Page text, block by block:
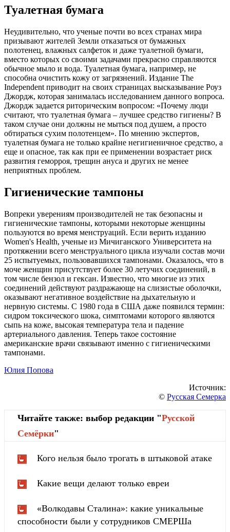
Туалетная бумага
Неудивительно, что ученые почти во всех странах мира
призывают жителей Земли отказаться от бумажных
полотенец, влажных салфеток и даже туалетной бумаги,
вместо которых со своими задачами прекрасно справляются
обычное мыло и вода. Туалетная бумага, например, не
способна очистить кожу от загрязнений. Издание The
Independent приводит на своих страницах высказывание Роуз
Джордж, которая занималась исследованием данного вопроса.
Джордж задается риторическим вопросом: «Почему люди
считают, что туалетная бумага – лучшее средство гигиены? В
таком случае они должны не мыться под душем, а просто
обтираться сухим полотенцем». По мнению экспертов,
туалетная бумага не только крайне негигиеничное средство, а
еще и опасное, так как при ее применении возрастает риск
развития геморроя, трещин ануса и других не менее
неприятных проблем.
Гигиенические тампоны
Вопреки уверениям производителей не так безопасны и
гигиенические тампоны, которыми некоторые женщины
пользуются во время менструаций. Если верить изданию
Women's Health, ученые из Мичиганского Университета на
протяжении всего менструального цикла изучали состав мочи
25 испытуемых, пользовавшихся тампонами. Оказалось, что в
моче женщин присутствует более 30 летучих соединений, в
том числе бензол и гексан. Известно, что многие из этих
соединений действуют раздражающе на слизистые оболочки,
оказывают негативное воздействие на дыхательную и
нервную системы. С 1980 года в США даже появился термин:
сидром токсического шока, симптомами которого являются
сыпь на коже, высокая температура тела и падение
артериального давления. Теперь такое состояние
американские врачи связывают именно с гигиеническими
тампонами.
Юлия Попова
Источник:
© Русская Семерка
Читайте также: выбор редакции "Русской
Cемёрки"
Кого нельзя было трогать в штыковой атаке
Какие вещи делают только евреи
«Волкодавы Сталина»: какие уникальные
способности были у сотрудников СМЕРШа